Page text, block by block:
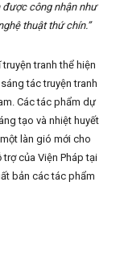
được công nhận như
thuật thứ chín.”
tranh thể hiện
tác truyện tranh
Các tác phẩm dự
tạo và nhiệt huyết
làn gió mới cho
của Viện Pháp tại
bản các tác phẩm